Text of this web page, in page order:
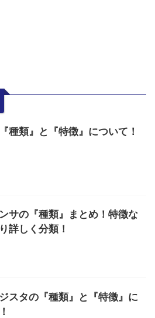
種類』と『特徴』について！
サの『種類』まとめ！特徴な
詳しく分類！
スタの『種類』と『特徴』に